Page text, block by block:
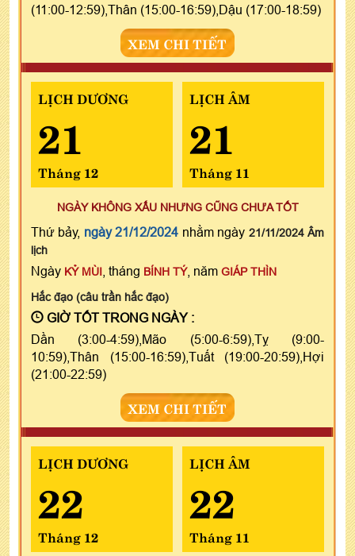
(11:00-12:59),Thân (15:00-16:59),Dậu (17:00-18:59)
XEM CHI TIẾT
LỊCH DƯƠNG
21
Tháng 12
LỊCH ÂM
21
Tháng 11
NGÀY KHÔNG XẤU NHƯNG CŨNG CHƯA TỐT
Thứ bảy, ngày 21/12/2024 nhằm ngày 21/11/2024 Âm
lịch
Ngày KỶ MÙI , tháng BÍNH TÝ, năm GIÁP THÌN
Hắc đạo (câu trần hắc đạo)
GIỜ TỐT TRONG NGÀY :
Dần (3:00-4:59),Mão (5:00-6:59),Tỵ (9:00-
10:59),Thân (15:00-16:59),Tuất (19:00-20:59),Hợi
(21:00-22:59)
XEM CHI TIẾT
LỊCH DƯƠNG
22
Tháng 12
LỊCH ÂM
22
Tháng 11